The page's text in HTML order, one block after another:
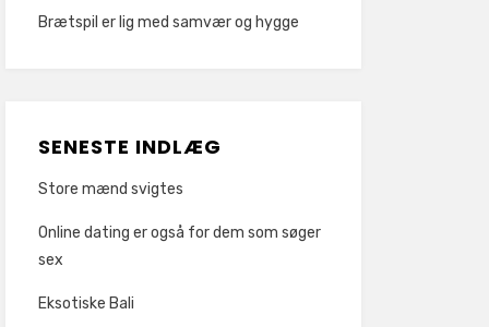
Brætspil er lig med samvær og hygge
SENESTE INDLÆG
Store mænd svigtes
Online dating er også for dem som søger
sex
Eksotiske Bali